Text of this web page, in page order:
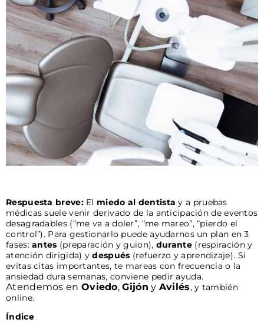
Respuesta breve:El miedo al dentista y a pruebas
médicas suele venir derivado de la anticipación de eventos
desagradables (“me va a doler”, “me mareo”, “pierdo el
control”). Para gestionarlo puede ayudarnos un plan en 3
fases:antes (preparación y guion), durante(respiración y
atención dirigida) ydespués (refuerzo y aprendizaje). Si
evitas citas importantes, te mareas con frecuencia o la
ansiedad dura semanas, conviene pedir ayuda.
Atendemos en Oviedo,Gijón y Avilés, y también
online.
Índice